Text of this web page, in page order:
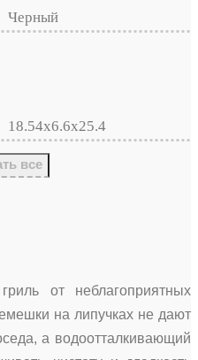
Черный
18.54х6.6х25.4
все
от неблагоприятных
на липучках не дают
а водоотталкивающий